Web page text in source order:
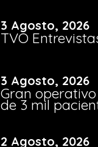
3 Agosto, 2026
TVO
3 Agosto, 2026
Gran
de 3 mil
2 Agosto, 2026